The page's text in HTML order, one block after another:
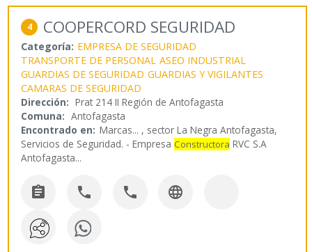
4 COOPERCORD SEGURIDAD
Categoría: EMPRESA DE SEGURIDAD
TRANSPORTE DE PERSONAL ASEO INDUSTRIAL
GUARDIAS DE SEGURIDAD GUARDIAS Y VIGILANTES
CAMARAS DE SEGURIDAD
Dirección: Prat 214 II Región de Antofagasta
Comuna: Antofagasta
Encontrado en: Marcas... , sector La Negra Antofagasta,
Servicios de Seguridad. - Empresa Constructora RVC S.A
Antofagasta...
   